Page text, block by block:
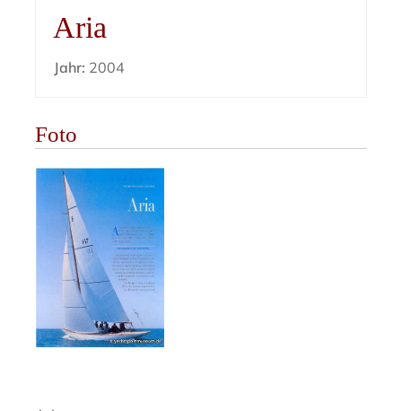
Aria
Jahr: 2004
Foto